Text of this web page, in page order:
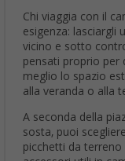
Chi viaggia con il
esigenza: lasciargli
vicino e sotto
pensati proprio per
meglio lo spazio
alla veranda o alla
A seconda della
sosta, puoi
picchetti da